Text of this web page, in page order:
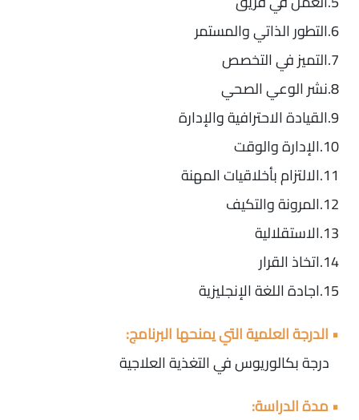
6.التطور الذاتي والمستمر
7.التميز في التخصص
8.نشر الوعي الصحي
9.القيادة الاحترافية والإدارة
10.الإدارة والوقت
11.الالتزام بأخلاقيات المهنة
12.المرونة والتكيف
13.الاستقلالية
14.اتخاذ القرار
15.اجادة اللغة الإنجليزية
• الدرجة العلمية التي يمنحها البرنامج:
درجة بكالوريوس في التغذية العلاجية
• مدة الدراسة: